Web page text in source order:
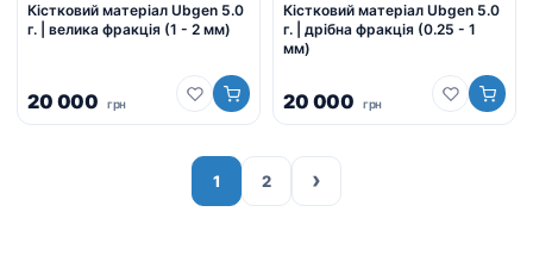
Кістковий матеріал Ubgen 5.0
г. | велика фракція (1 - 2 мм)
20 000 грн
Кістковий матеріал Ubgen 5.0
г. | дрібна фракція (0.25 - 1
мм)
20 000 грн
1 2 ›